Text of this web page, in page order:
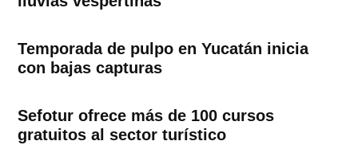
Temporada de pulpo en Yucatán inicia
con bajas capturas
Sefotur ofrece más de 100 cursos
gratuitos al sector turístico